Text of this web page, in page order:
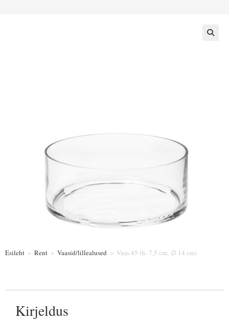
Esileht > Rent > Vaasid/lillealused > Vaas 45 (h: 7,5 cm, ∅ 14 cm)
Kirjeldus